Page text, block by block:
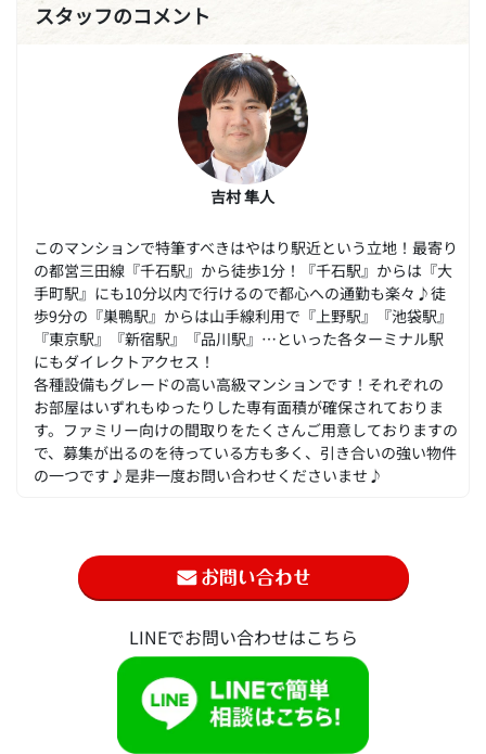
スタッフのコメント
吉村 隼人
このマンションで特筆すべきはやはり駅近という立地！最寄り
の都営三田線『千石駅』から徒歩1分！『千石駅』からは『大
手町駅』にも10分以内で行けるので都心への通勤も楽々♪徒
歩9分の『巣鴨駅』からは山手線利用で『上野駅』『池袋駅』
『東京駅』『新宿駅』『品川駅』…といった各ターミナル駅
にもダイレクトアクセス！
各種設備もグレードの高い高級マンションです！それぞれの
お部屋はいずれもゆったりした専有面積が確保されておりま
す。ファミリー向けの間取りをたくさんご用意しておりますの
で、募集が出るのを待っている方も多く、引き合いの強い物件
の一つです♪是非一度お問い合わせくださいませ♪
LINEでお問い合わせはこちら